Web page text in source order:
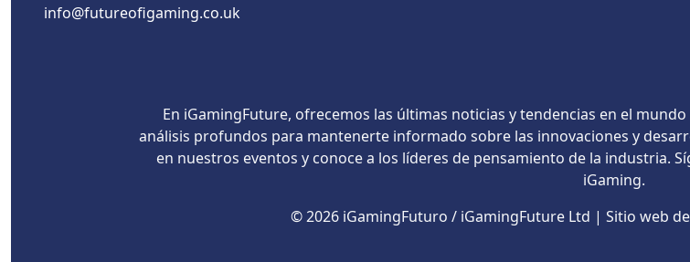
info@futureofigaming.co.uk
En iGamingFuture, ofrecemos las últimas noticias y tendencias en el
análisis profundos para mantenerte informado sobre las innovaciones y
en nuestros eventos y conoce a los líderes de pensamiento de la industria.
iGaming.
© 2026 iGamingFuturo / iGamingFuture Ltd | Sitio web